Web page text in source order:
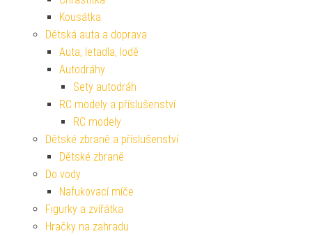
Kousátka
Dětská auta a doprava
Auta, letadla, lodě
Autodráhy
Sety autodráh
RC modely a příslušenství
RC modely
Dětské zbraně a příslušenství
Dětské zbraně
Do vody
Nafukovací míče
Figurky a zvířátka
Hračky na zahradu